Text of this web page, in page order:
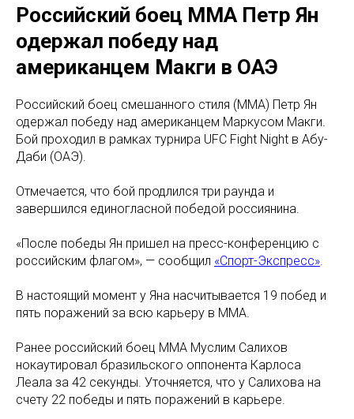
Российский боец ММА Петр Ян
одержал победу над
американцем Макги в ОАЭ
Российский боец смешанного стиля (ММА) Петр Ян
одержал победу над американцем Маркусом Макги.
Бой проходил в рамках турнира UFC Fight Night в Абу-
Даби (ОАЭ).
Отмечается, что бой продлился три раунда и
завершился единогласной победой россиянина.
«После победы Ян пришел на пресс-конференцию с
российским флагом», — сообщил «Спорт-Экспресс».
В настоящий момент у Яна насчитывается 19 побед и
пять поражений за всю карьеру в ММА.
Ранее российский боец ММА Муслим Салихов
нокаутировал бразильского оппонента Карлоса
Леала за 42 секунды. Уточняется, что у Салихова на
счету 22 победы и пять поражений в карьере.